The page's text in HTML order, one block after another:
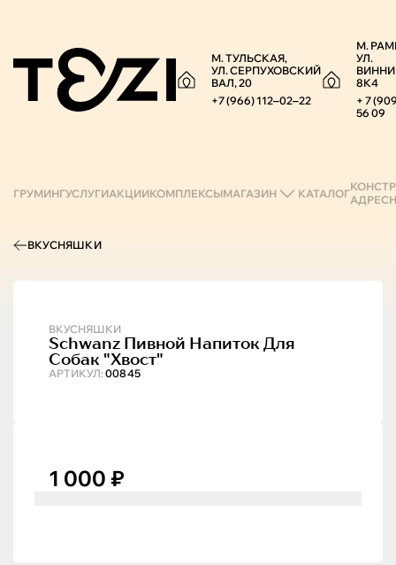
М. ТУЛЬСКАЯ,
УЛ. СЕРПУХОВСКИЙ
ВАЛ, 20
+7 (966) 112‒02‒22
М.
УЛ.
8К4
+ 7
56 09
ГРУМИНГУСЛУГИАКЦИИКОМПЛЕКСЫМАГАЗИН КАТАЛОГ
ВКУСНЯШКИ
ВКУСНЯШКИ
АРТИКУЛ: 00845
Schwanz Пивной Напиток Для
Собак "хвост"
1 000 ₽